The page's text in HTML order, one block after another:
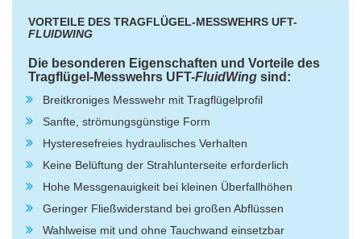
VORTEILE DES TRAGFLÜGEL-MESSWEHRS UFT-
FLUIDWING
Die besonderen Eigenschaften und Vorteile des
Tragflügel-Messwehrs UFT-FluidWing sind:
Breitkroniges Messwehr mit Tragflügelprofil
Sanfte, strömungsgünstige Form
Hysteresefreies hydraulisches Verhalten
Keine Belüftung der Strahlunterseite erforderlich
Hohe Messgenauigkeit bei kleinen Überfallhöhen
Geringer Fließwiderstand bei großen Abflüssen
Wahlweise mit und ohne Tauchwand einsetzbar